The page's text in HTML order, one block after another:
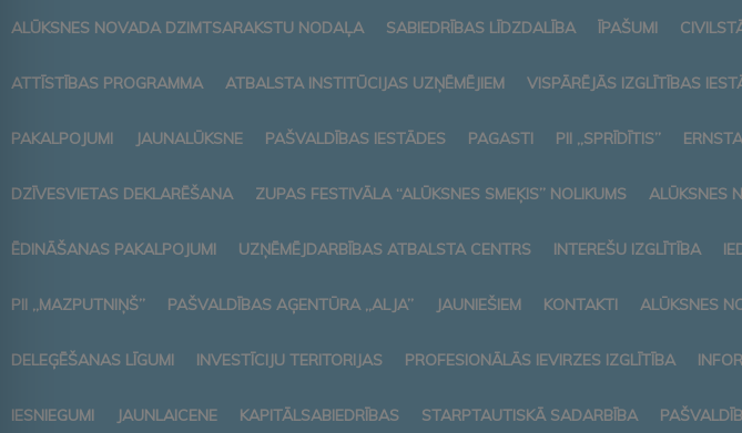
ALŪKSNES NOVADA DZIMTSARAKSTU NODAĻA SABIEDRĪBAS LĪDZDALĪBA ĪPAŠUMI
ATTĪSTĪBAS PROGRAMMA ATBALSTA INSTITŪCIJAS UZŅĒMĒJIEM VISPĀRĒJĀS IZGLĪTĪBAS
PAKALPOJUMI JAUNALŪKSNE PAŠVALDĪBAS IESTĀDES PAGASTI PII „SPRĪDĪTIS”
DZĪVESVIETAS DEKLARĒŠANA ZUPAS FESTIVĀLA “ALŪKSNES SMEĶIS” NOLIKUMS ALŪKSNES
ĒDINĀŠANAS PAKALPOJUMI UZŅĒMĒJDARBĪBAS ATBALSTA CENTRS INTEREŠU IZGLĪTĪBA
PII „MAZPUTNIŅŠ” PAŠVALDĪBAS AĢENTŪRA „ALJA” JAUNIEŠIEM KONTAKTI ALŪKSNES
DELEĢĒŠANAS LĪGUMI INVESTĪCIJU TERITORIJAS PROFESIONĀLĀS IEVIRZES IZGLĪTĪBA
IESNIEGUMI JAUNLAICENE KAPITĀLSABIEDRĪBAS STARPTAUTISKĀ SADARBĪBA